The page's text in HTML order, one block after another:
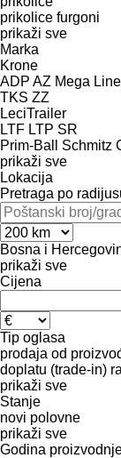
prikolice furgoni
prikaži sve
Marka
Krone
ADP AZ Mega
TKS ZZ
LeciTrailer
LTF LTP SR
Prim-Ball
Schmitz
prikaži sve
Lokacija
Pretraga po
Bosna i
prikaži sve
Cijena
Tip oglasa
prodaja od
doplatu (trade-in)
prikaži sve
Stanje
novi polovne
prikaži sve
Godina